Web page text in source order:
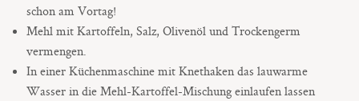
schon am Vortag!
Mehl mit Kartoffeln, Salz, Olivenöl und Trockengerm
vermengen.
In einer Küchenmaschine mit Knethaken das lauwarme
Wasser in die Mehl-Kartoffel-Mischung einlaufen lassen